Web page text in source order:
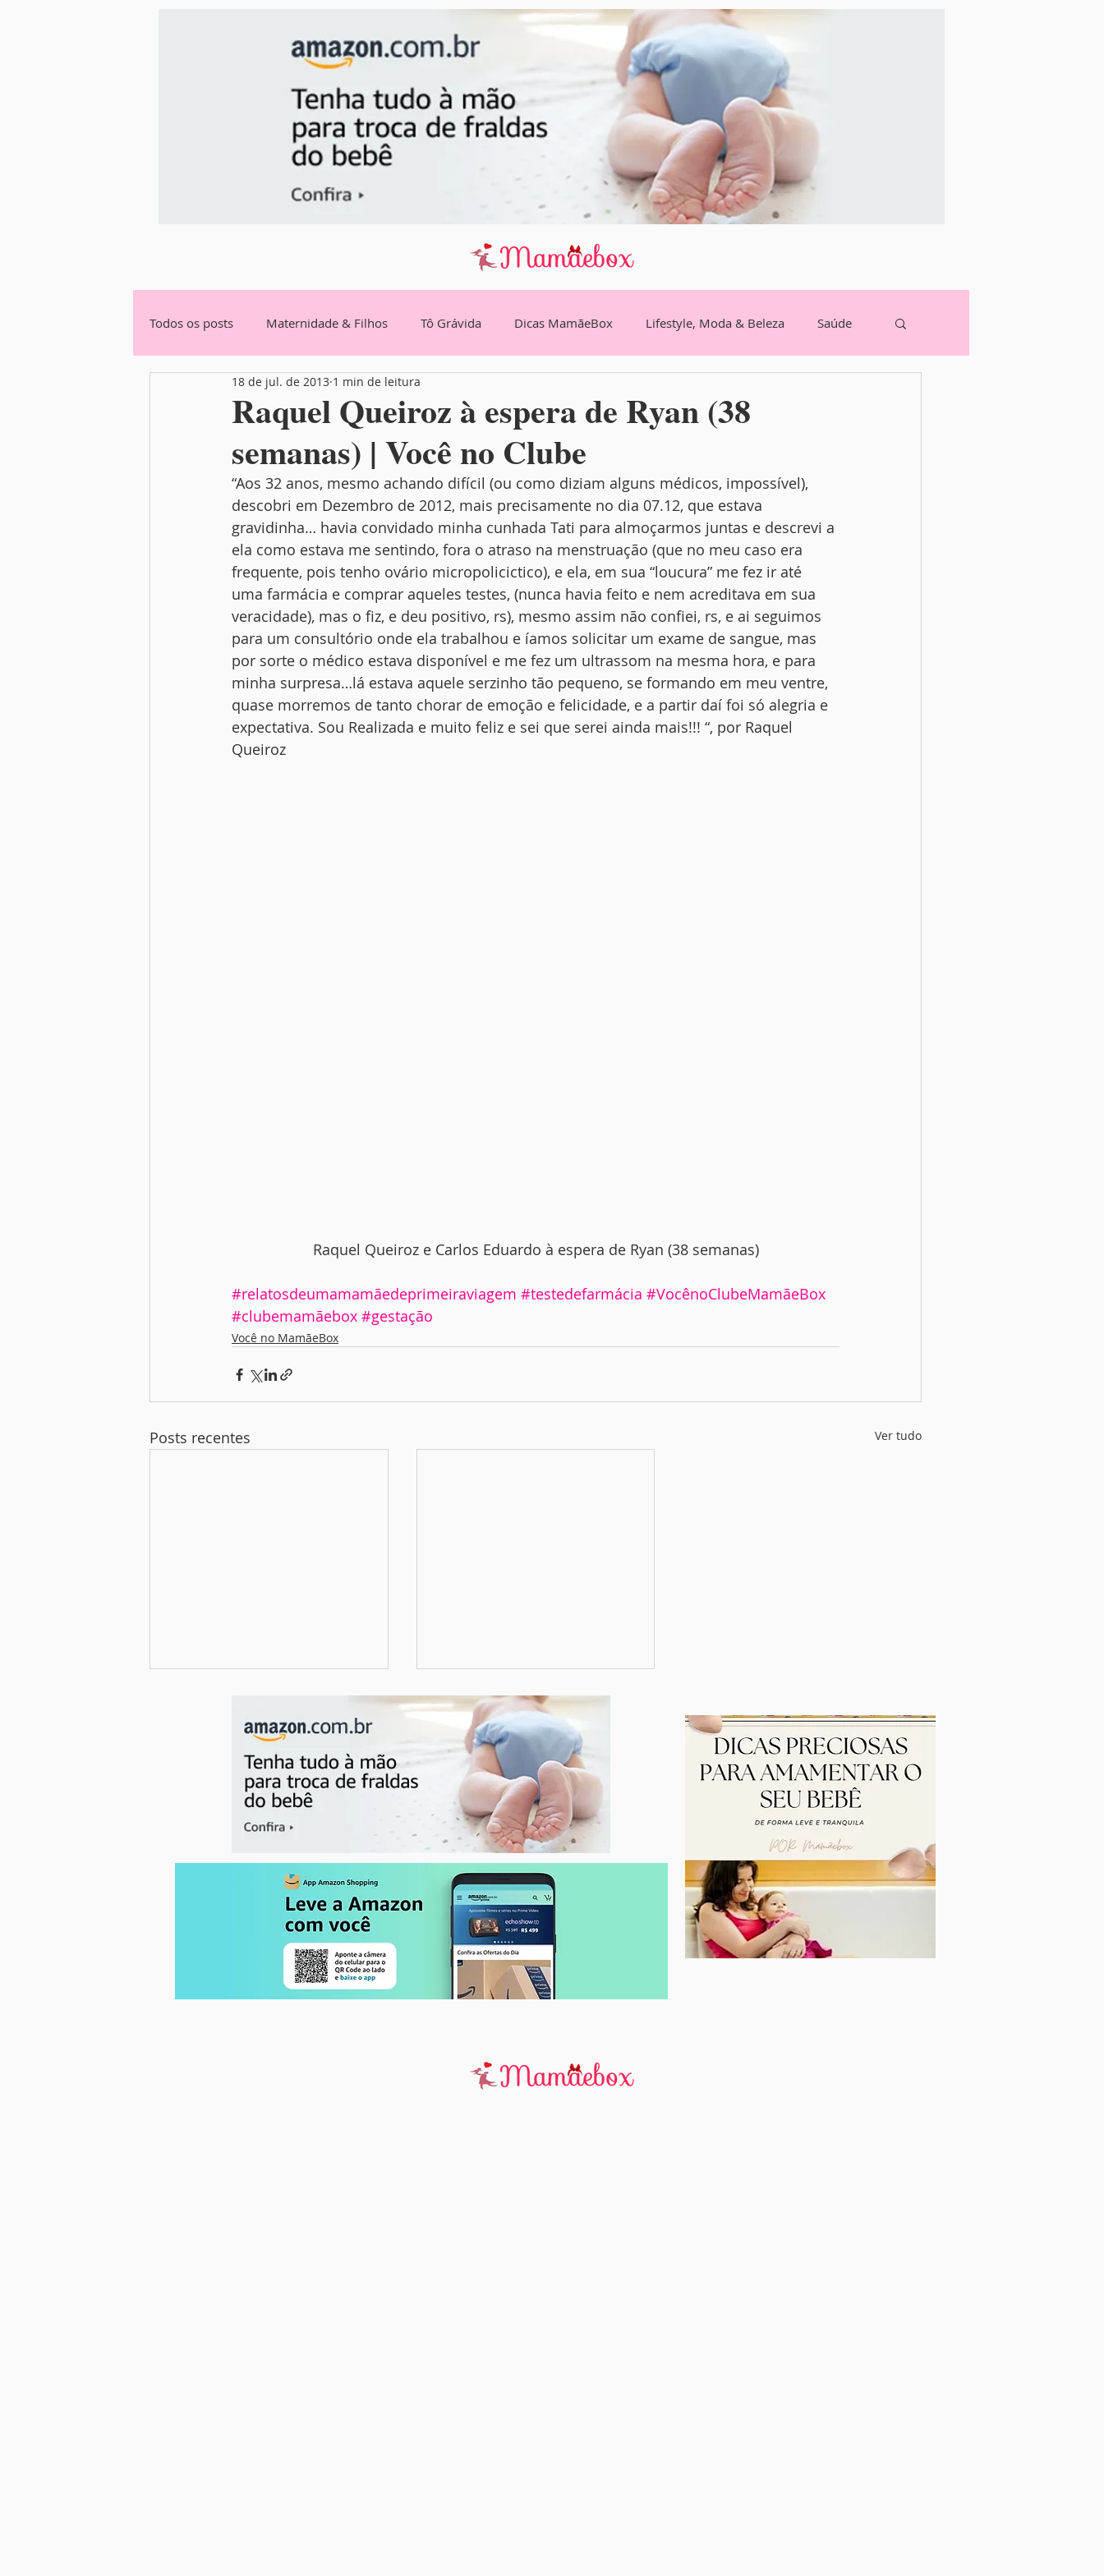
Todos os posts Maternidade & Filhos Tô Grávida Dicas MamãeBox Lifestyle, Moda & Beleza Saúde
Festas MamãeBox Entrevista
Raquel Queiroz à espera de Ryan (38
semanas) | Você no Clube
18 de jul. de 2013 1 min de leitura
“Aos 32 anos, mesmo achando difícil (ou como diziam alguns médicos, impossível),
descobri em Dezembro de 2012, mais precisamente no dia 07.12, que estava
gravidinha… havia convidado minha cunhada Tati para almoçarmos juntas e descrevi a
ela como estava me sentindo, fora o atraso na menstruação (que no meu caso era
frequente, pois tenho ovário micropolicictico), e ela, em sua “loucura” me fez ir até
uma farmácia e comprar aqueles testes, (nunca havia feito e nem acreditava em sua
veracidade), mas o fiz, e deu positivo, rs), mesmo assim não confiei, rs, e ai seguimos
para um consultório onde ela trabalhou e íamos solicitar um exame de sangue, mas
por sorte o médico estava disponível e me fez um ultrassom na mesma hora, e para
minha surpresa…lá estava aquele serzinho tão pequeno, se formando em meu ventre,
quase morremos de tanto chorar de emoção e felicidade, e a partir daí foi só alegria e
expectativa. Sou Realizada e muito feliz e sei que serei ainda mais!!! “, por Raquel
Queiroz
Raquel Queiroz e Carlos Eduardo à espera de Ryan (38 semanas)
#relatosdeumamamãedeprimeiraviagem #testedefarmácia #VocênoClubeMamãeBox
#clubemamãebox #gestação
Você no MamãeBox
Posts recentes Ver tudo
Meu momento Grávida, por
Tatiane Ramos e sua pequena
Moana Gabriela